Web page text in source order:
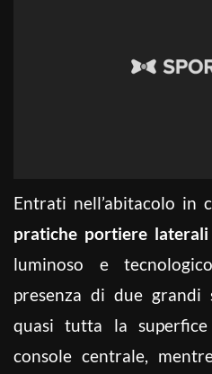
Entrati nell’abitacolo in
pratiche portiere laterali
luminoso e
presenza di due grandi
quasi tutta la
console centrale,